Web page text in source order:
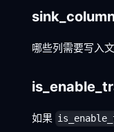
哪些列需要写入
如果